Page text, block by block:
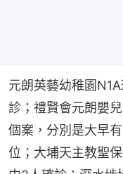
元朗英藝幼稚園
診；禮賢會元朗嬰
個案，分別是大早
位；大埔天主教聖